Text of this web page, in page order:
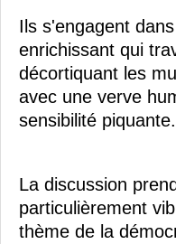
Ils s'engagent
enrichissant qui
décortiquant les
avec une verve
sensibilité piquante.
La discussion
particulièrement
thème de la